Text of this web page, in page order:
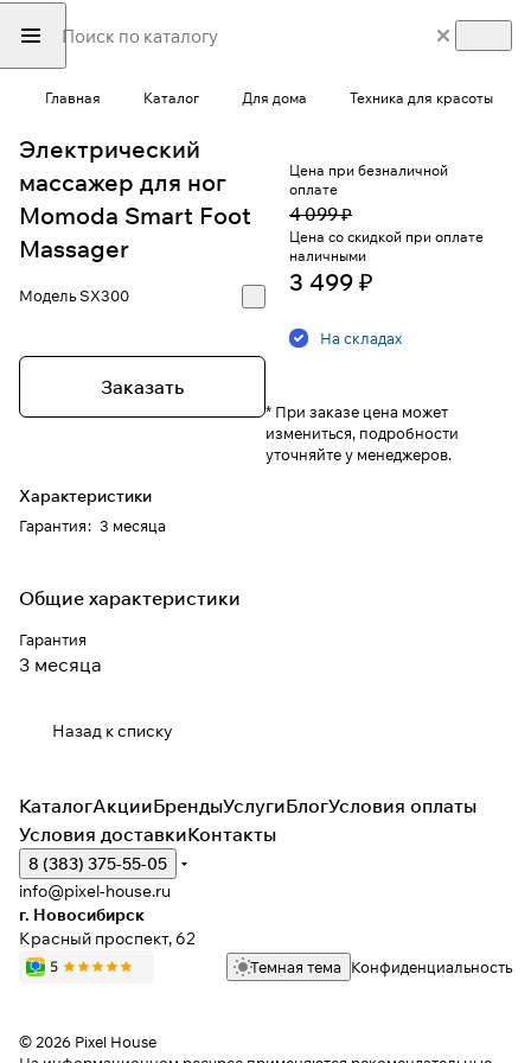
Главная Каталог Для дома Техника для красоты
Электрический
массажер для ног
Momoda Smart Foot
Massager
МодельSX300
Заказать
Характеристики
Гарантия: 3 месяца
Цена при безналичной
оплате
4 099 ₽
Цена со скидкой при оплате
наличными
3 499 ₽
На складах
* При заказе цена может
измениться, подробности
уточняйте у менеджеров.
Общие характеристики
Гарантия
3 месяца
Назад к списку
КаталогАкцииБрендыУслугиБлогУсловия оплаты
Условия доставкиКонтакты
8 (383) 375-55-05
info@pixel-house.ru
г. Новосибирск
Красный проспект, 62
Темная тема Конфиденциальность
© 2026 Pixel House